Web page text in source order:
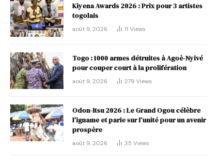
Kiyena Awards 2026 : Prix pour 3 artistes
togolais
août 9, 2026 11 Views
Togo : 1000 armes détruites à Agoè-Nyivé
pour couper court à la prolifération
août 9, 2026 279 Views
Odon-Itsu 2026 : Le Grand Ogou célèbre
l’igname et parie sur l’unité pour un avenir
prospère
août 9, 2026 35 Views